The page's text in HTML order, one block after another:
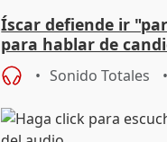
Íscar defiende ir
para hablar de
2027
Sonido Totales